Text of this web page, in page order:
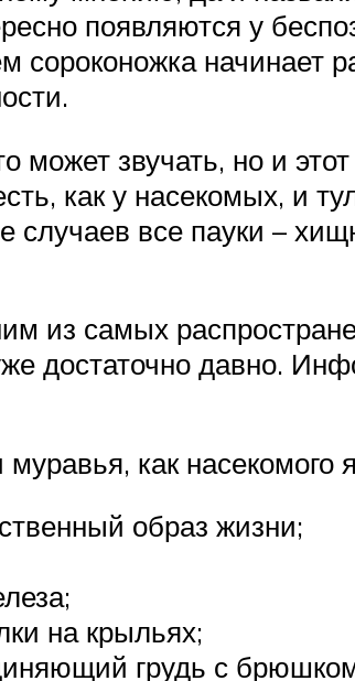
появляются у
сороконожка начинает
может звучать, но и
как у насекомых, и
все пауки –
из самых
достаточно давно.
как насекомого
образ жизни;
на крыльях;
грудь с